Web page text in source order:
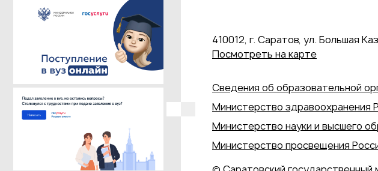
410012, г. Саратов, ул. Большая
Посмотреть на карте
Сведения об образовательной
Министерство здравоохранения
Министерство науки и высшего
Министерство просвещения